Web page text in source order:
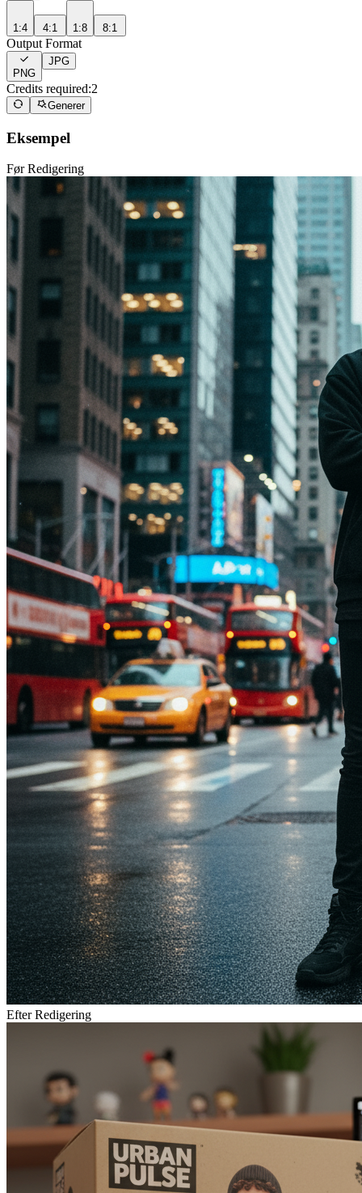
1:4 4:1 1:8 8:1
Output Format
PNG
JPG
Credits required:2
Generer
Eksempel
Før Redigering
Efter Redigering